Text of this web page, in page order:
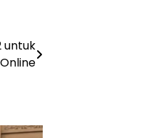
untuk